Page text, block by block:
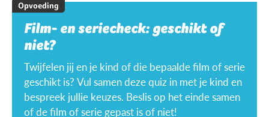
Opvoeding
Film- en seriecheck: geschikt of
niet?
Twijfelen jij en je kind of die bepaalde film of serie
geschikt is? Vul samen deze quiz in met je kind en
bespreek jullie keuzes. Beslis op het einde samen
of de film of serie gepast is of niet!